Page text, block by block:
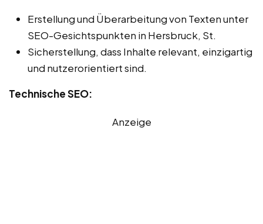
Erstellung und Überarbeitung von Texten unter
SEO-Gesichtspunkten in Hersbruck, St.
Sicherstellung, dass Inhalte relevant, einzigartig
und nutzerorientiert sind.
Technische SEO:
Anzeige